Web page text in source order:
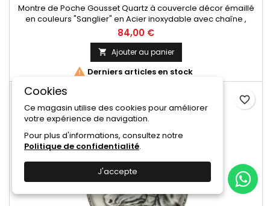
Montre de Poche Gousset Quartz à couvercle décor émaillé
en couleurs "Sanglier" en Acier inoxydable avec chaîne ,
Chiffres Arabes. Mouvement Ronda 515 Swiss Parts, 3 aiguilles
et dateur à 3h. Fabrication Française
84,00 €
 Ajouter au panier
 Derniers articles en stock
favorite_border
Cookies
Ce magasin utilise des cookies pour améliorer
votre expérience de navigation.
Pour plus d'informations, consultez notre
Politique de confidentialité.
J'accepte